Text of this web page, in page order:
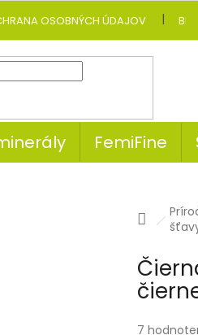
OSOBNÝCH ÚDAJOV BLOG
FemiFine
Domov
7